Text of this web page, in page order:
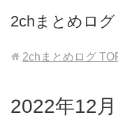
2chまとめログ
2chまとめログ
2022年12